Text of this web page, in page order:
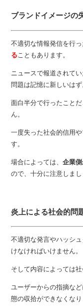
ブランドイメージの
不適切な情報発信を行
る こともあります。
ニュースで報道されて
問題は記憶に新しいはず
面白半分で行ったこと
ん。
一度失った社会的信用
す。
場合によっては、企業
ので、十分に注意しまし
炎上による社会的問
不適切な発言やハッシ
けなければいけません。
そして内容によっては
ユーザーからの指摘な
態の収拾ができなくなり